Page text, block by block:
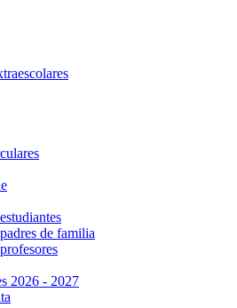
de familia
2026 - 2027